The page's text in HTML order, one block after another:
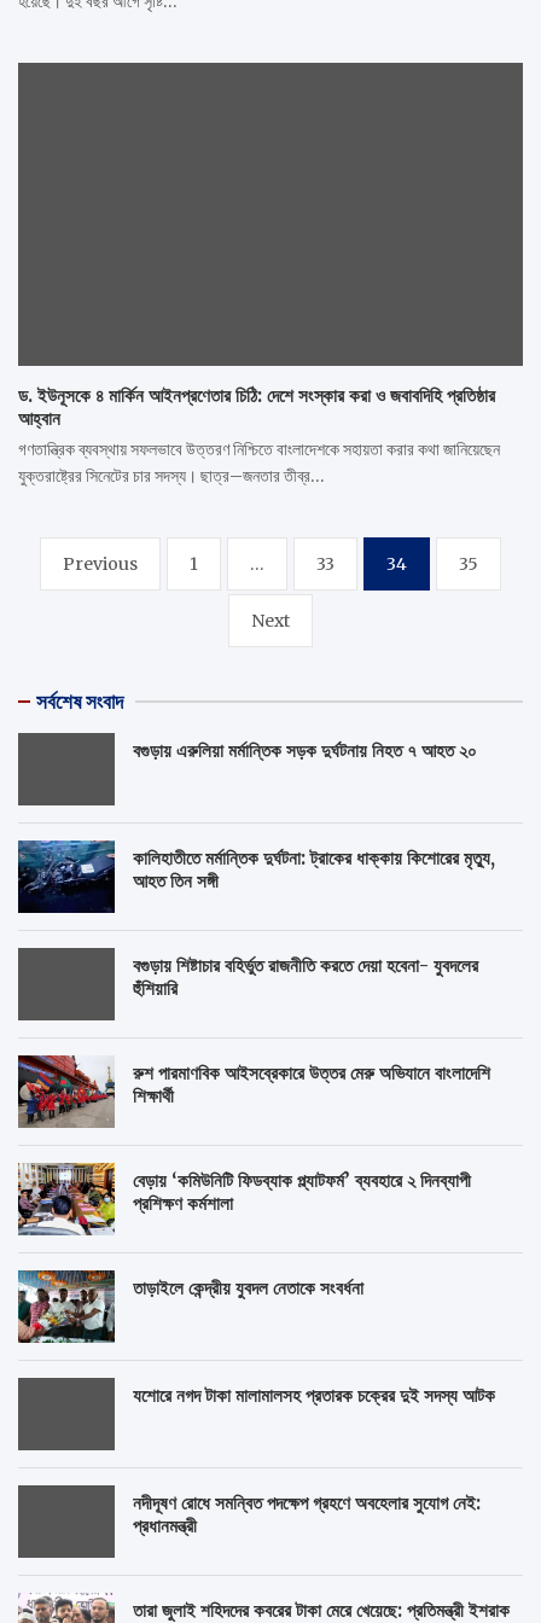
ড. ইউনূসকে ৪ মার্কিন আইনপ্রণেতার চিঠি: দেশে সংস্কার করা ও জবাবদিহি প্রতিষ্ঠার
আহ্বান
গণতান্ত্রিক ব্যবস্থায় সফলভাবে উত্তরণ নিশ্চিতে বাংলাদেশকে সহায়তা করার কথা জানিয়েছেন
যুক্তরাষ্ট্রের সিনেটের চার সদস্য। ছাত্র–জনতার তীব্র…
Posts
pagination
Previous 1 … 33 34 35
Next
সর্বশেষ সংবাদ
বগুড়ায় এরুলিয়া মর্মান্তিক সড়ক দুর্ঘটনায় নিহত ৭ আহত ২০
কালিহাতীতে মর্মান্তিক দুর্ঘটনা: ট্রাকের ধাক্কায় কিশোরের মৃত্যু,
আহত তিন সঙ্গী
বগুড়ায় শিষ্টাচার বহির্ভুত রাজনীতি করতে দেয়া হবেনা- যুবদলের
হুঁশিয়ারি
রুশ পারমাণবিক আইসব্রেকারে উত্তর মেরু অভিযানে বাংলাদেশি
শিক্ষার্থী
বেড়ায় ‘কমিউনিটি ফিডব্যাক প্ল্যাটফর্ম’ ব্যবহারে ২ দিনব্যাপী
প্রশিক্ষণ কর্মশালা
তাড়াইলে কেন্দ্রীয় যুবদল নেতাকে সংবর্ধনা
যশোরে নগদ টাকা মালামালসহ প্রতারক চক্রের দুই সদস্য আটক
নদীদূষণ রোধে সমন্বিত পদক্ষেপ গ্রহণে অবহেলার সুযোগ নেই:
প্রধানমন্ত্রী
তারা জুলাই শহিদদের কবরের টাকা মেরে খেয়েছে: প্রতিমন্ত্রী ইশরাক